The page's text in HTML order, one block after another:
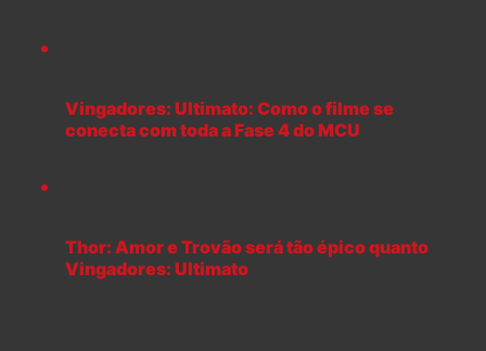
Vingadores: Ultimato: Como o filme se
conecta com toda a Fase 4 do MCU
Thor: Amor e Trovão será tão épico quanto
Vingadores: Ultimato